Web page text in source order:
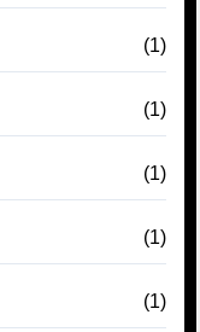
(1)
(1)
(1)
(1)
(1)